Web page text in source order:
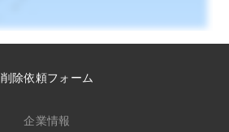
削除依頼フォーム
企業情報